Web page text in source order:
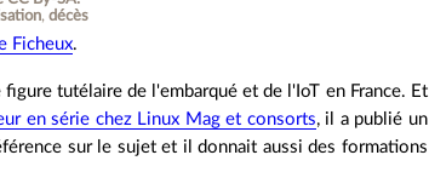
décès
Ficheux.
tutélaire de l'embarqué et de l'IoT en France. Et
en série chez Linux Mag et consorts, il a publié un
sur le sujet et il donnait aussi des formations